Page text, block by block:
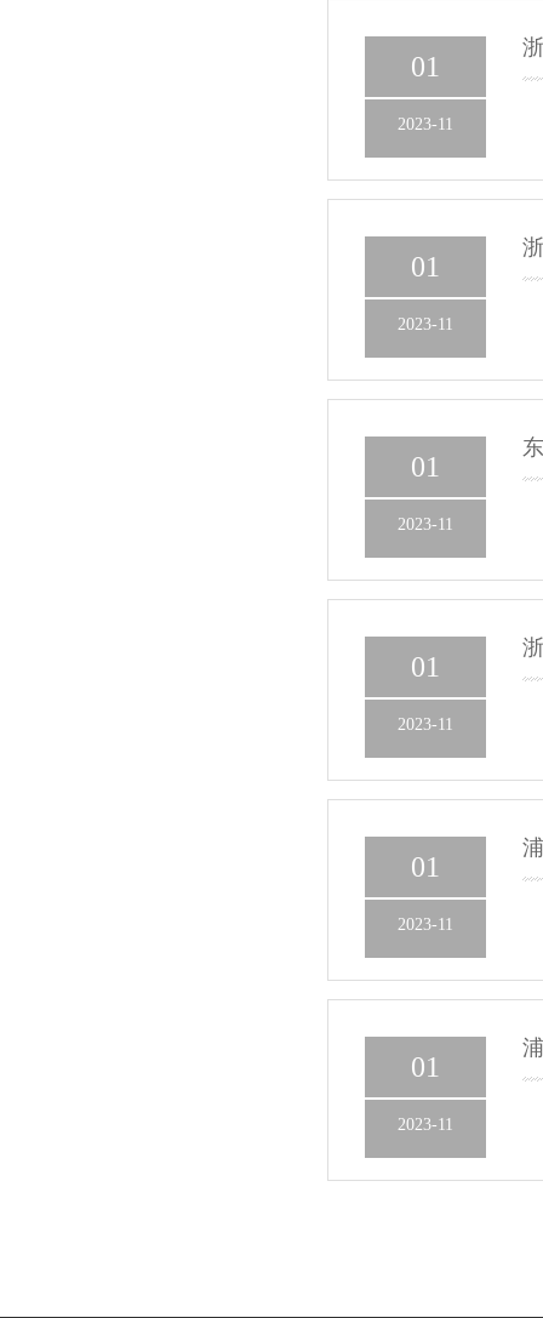
01
2023-11
01
2023-11
01
2023-11
01
2023-11
01
2023-11
01
2023-11